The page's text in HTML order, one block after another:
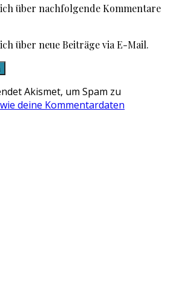
über nachfolgende Kommentare
über neue Beiträge via E-Mail.
Akismet, um Spam zu
deine Kommentardaten